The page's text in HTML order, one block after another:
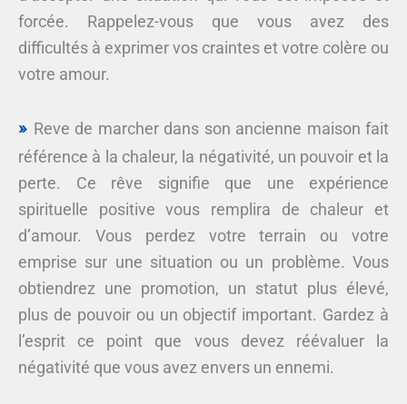
forcée. Rappelez-vous que vous avez des
difficultés à exprimer vos craintes et votre colère ou
votre amour.
Reve de marcher dans son ancienne maison fait
référence à la chaleur, la négativité, un pouvoir et la
perte. Ce rêve signifie que une expérience
spirituelle positive vous remplira de chaleur et
d’amour. Vous perdez votre terrain ou votre
emprise sur une situation ou un problème. Vous
obtiendrez une promotion, un statut plus élevé,
plus de pouvoir ou un objectif important. Gardez à
l’esprit ce point que vous devez réévaluer la
négativité que vous avez envers un ennemi.